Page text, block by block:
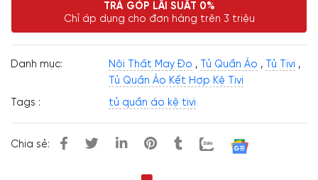
TRẢ GÓP LÃI SUẤT 0%
Chỉ áp dụng cho đơn hàng trên 3 triệu
Danh mục: Nội Thất May Đo , Tủ Quần Áo , Tủ Tivi ,
Tủ Quần Áo Kết Hợp Kệ Tivi
Tags :
tủ quần áo kệ tivi
Chia sẻ: